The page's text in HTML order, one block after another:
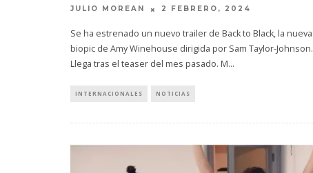
JULIO MOREAN 2 FEBRERO, 2024
Se ha estrenado un nuevo trailer de Back to Black, la nueva
biopic de Amy Winehouse dirigida por Sam Taylor-Johnson.
Llega tras el teaser del mes pasado. M...
INTERNACIONALES NOTICIAS